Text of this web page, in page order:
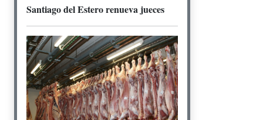
Santiago del Estero renueva jueces